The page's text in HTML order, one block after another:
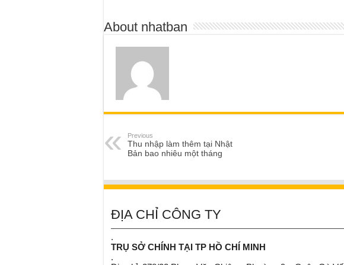
About nhatban
Previous
Thu nhập làm thêm tại Nhật
Bản bao nhiêu một tháng
ĐỊA CHỈ CÔNG TY
.
TRỤ SỞ CHÍNH TẠI TP HỒ CHÍ MINH
.